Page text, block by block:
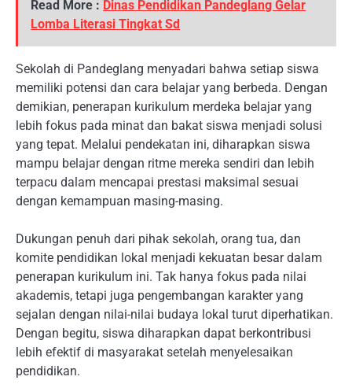
Read More : Dinas Pendidikan Pandeglang Gelar
Lomba Literasi Tingkat Sd
Sekolah di Pandeglang menyadari bahwa setiap siswa
memiliki potensi dan cara belajar yang berbeda. Dengan
demikian, penerapan kurikulum merdeka belajar yang
lebih fokus pada minat dan bakat siswa menjadi solusi
yang tepat. Melalui pendekatan ini, diharapkan siswa
mampu belajar dengan ritme mereka sendiri dan lebih
terpacu dalam mencapai prestasi maksimal sesuai
dengan kemampuan masing-masing.
Dukungan penuh dari pihak sekolah, orang tua, dan
komite pendidikan lokal menjadi kekuatan besar dalam
penerapan kurikulum ini. Tak hanya fokus pada nilai
akademis, tetapi juga pengembangan karakter yang
sejalan dengan nilai-nilai budaya lokal turut diperhatikan.
Dengan begitu, siswa diharapkan dapat berkontribusi
lebih efektif di masyarakat setelah menyelesaikan
pendidikan.